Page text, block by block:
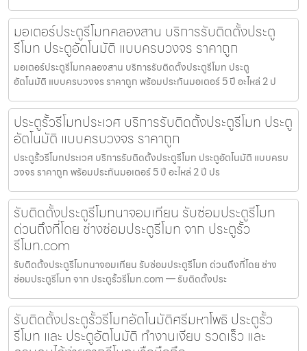
มอเตอร์ประตูรีโมทคลองสาน บริการรับติดตั้งประตู
รีโมท ประตูอัตโนมัติ แบบครบวงจร ราคาถูก
มอเตอร์ประตูรีโมทคลองสาน บริการรับติดตั้งประตูรีโมท ประตู
อัตโนมัติ แบบครบวงจร ราคาถูก พร้อมประกันมอเตอร์ 5 ปี อะไหล่ 2 ป
ประตูรั้วรีโมทประเวศ บริการรับติดตั้งประตูรีโมท ประตู
อัตโนมัติ แบบครบวงจร ราคาถูก
ประตูรั้วรีโมทประเวศ บริการรับติดตั้งประตูรีโมท ประตูอัตโนมัติ แบบครบ
วงจร ราคาถูก พร้อมประกันมอเตอร์ 5 ปี อะไหล่ 2 ปี ปร
รับติดตั้งประตูรีโมทนาจอมเทียน รับซ่อมประตูรีโมท
ด่วนถึงที่โดย ช่างซ่อมประตูรีโมท จาก ประตูรั้ว
รีโมท.com
รับติดตั้งประตูรีโมทนาจอมเทียน รับซ่อมประตูรีโมท ด่วนถึงที่โดย ช่าง
ซ่อมประตูรีโมท จาก ประตูรั้วรีโมท.com — รับติดตั้งประ
รับติดตั้งประตูรั้วรีโมทอัตโนมัติศรีมหาโพธิ ประตูรั้ว
รีโมท และ ประตูอัตโนมัติ ทำงานเงียบ รวดเร็ว และ